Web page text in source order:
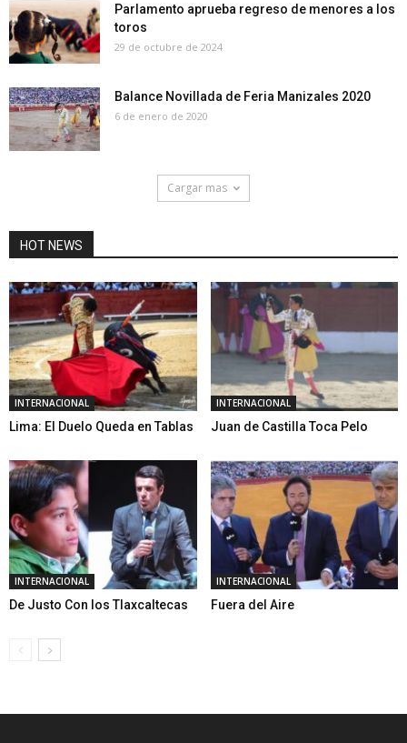
Parlamento aprueba regreso de menores a los
toros
29 de octubre de 2024
Balance Novillada de Feria Manizales 2020
6 de enero de 2020
Cargar mas
HOT NEWS
INTERNACIONAL
Lima: El Duelo Queda en Tablas
INTERNACIONAL
Juan de Castilla Toca Pelo
INTERNACIONAL
De Justo Con los Tlaxcaltecas
INTERNACIONAL
Fuera del Aire